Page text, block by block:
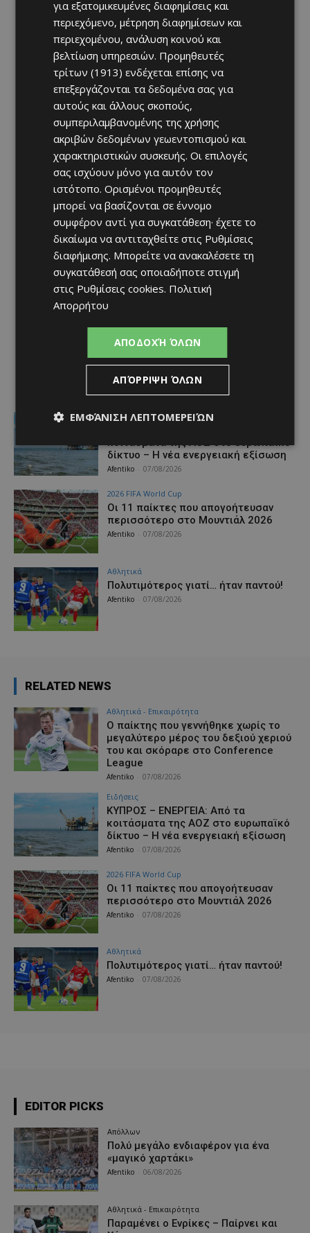
Ειδήσεις
κοιτάσματα της ΑΟΖ στο ευρωπαϊκό
δίκτυο – Η νέα ενεργειακή εξίσωση
Afentiko 07/08/2026
2026 FIFA World Cup
Οι 11 παίκτες που απογοήτευσαν
περισσότερο στο Μουντιάλ 2026
Afentiko 07/08/2026
Αθλητικά
Πολυτιμότερος γιατί… ήταν παντού!
Afentiko 07/08/2026
RELATED NEWS
Αθλητικά - Επικαιρότητα
Ο παίκτης που γεννήθηκε χωρίς το
μεγαλύτερο μέρος του δεξιού χεριού
του και σκόραρε στο Conference
League
Afentiko 07/08/2026
Ειδήσεις
ΚΥΠΡΟΣ – ΕΝΕΡΓΕΙΑ: Από τα
κοιτάσματα της ΑΟΖ στο ευρωπαϊκό
δίκτυο – Η νέα ενεργειακή εξίσωση
Afentiko 07/08/2026
2026 FIFA World Cup
Οι 11 παίκτες που απογοήτευσαν
περισσότερο στο Μουντιάλ 2026
Afentiko 07/08/2026
Αθλητικά
Πολυτιμότερος γιατί… ήταν παντού!
Afentiko 07/08/2026
EDITOR PICKS
Απόλλων
Πολύ μεγάλο ενδιαφέρον για ένα
«μαγικό χαρτάκι»
Afentiko 06/08/2026
Αθλητικά - Επικαιρότητα
Παραμένει ο Ενρίκες – Παίρνει και
για εξατομικευμένες διαφημίσεις και
περιεχόμενο, μέτρηση διαφημίσεων και
περιεχομένου, ανάλυση κοινού και
βελτίωση υπηρεσιών. Προμηθευτές
τρίτων (1913) ενδέχεται επίσης να
επεξεργάζονται τα δεδομένα σας για
αυτούς και άλλους σκοπούς,
συμπεριλαμβανομένης της χρήσης
ακριβών δεδομένων γεωεντοπισμού και
χαρακτηριστικών συσκευής. Οι επιλογές
σας ισχύουν μόνο για αυτόν τον
ιστότοπο. Ορισμένοι προμηθευτές
μπορεί να βασίζονται σε έννομο
συμφέρον αντί για συγκατάθεση· έχετε το
δικαίωμα να αντιταχθείτε στις Ρυθμίσεις
διαφήμισης. Μπορείτε να ανακαλέσετε τη
συγκατάθεσή σας οποιαδήποτε στιγμή
στις Ρυθμίσεις cookies. Πολιτική
Απορρήτου
ΑΠΟΔΟΧΉ ΌΛΩΝ
ΑΠΌΡΡΙΨΗ ΌΛΩΝ
ΕΜΦΆΝΙΣΗ ΛΕΠΤΟΜΕΡΕΙΏΝ